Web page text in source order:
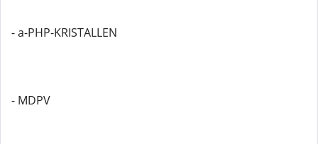
- a-PHP-KRISTALLEN
- MDPV